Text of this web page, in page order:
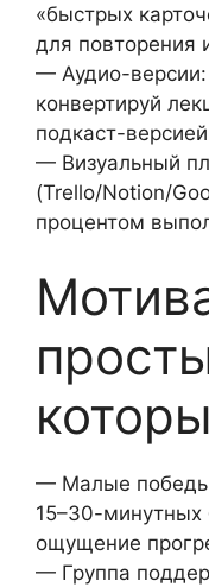
«быстрых
для повторения
— Аудио-версии:
конвертируй
подкаст-
— Визуальный
(Trello/Notion/
процентом
— Малые
15–30-
ощущение
— Группа